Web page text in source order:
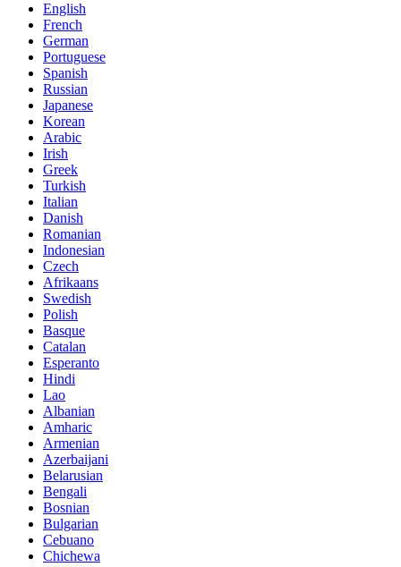
English
French
German
Portuguese
Spanish
Russian
Japanese
Korean
Arabic
Irish
Greek
Turkish
Italian
Danish
Romanian
Indonesian
Czech
Afrikaans
Swedish
Polish
Basque
Catalan
Esperanto
Hindi
Lao
Albanian
Amharic
Armenian
Azerbaijani
Belarusian
Bengali
Bosnian
Bulgarian
Cebuano
Chichewa